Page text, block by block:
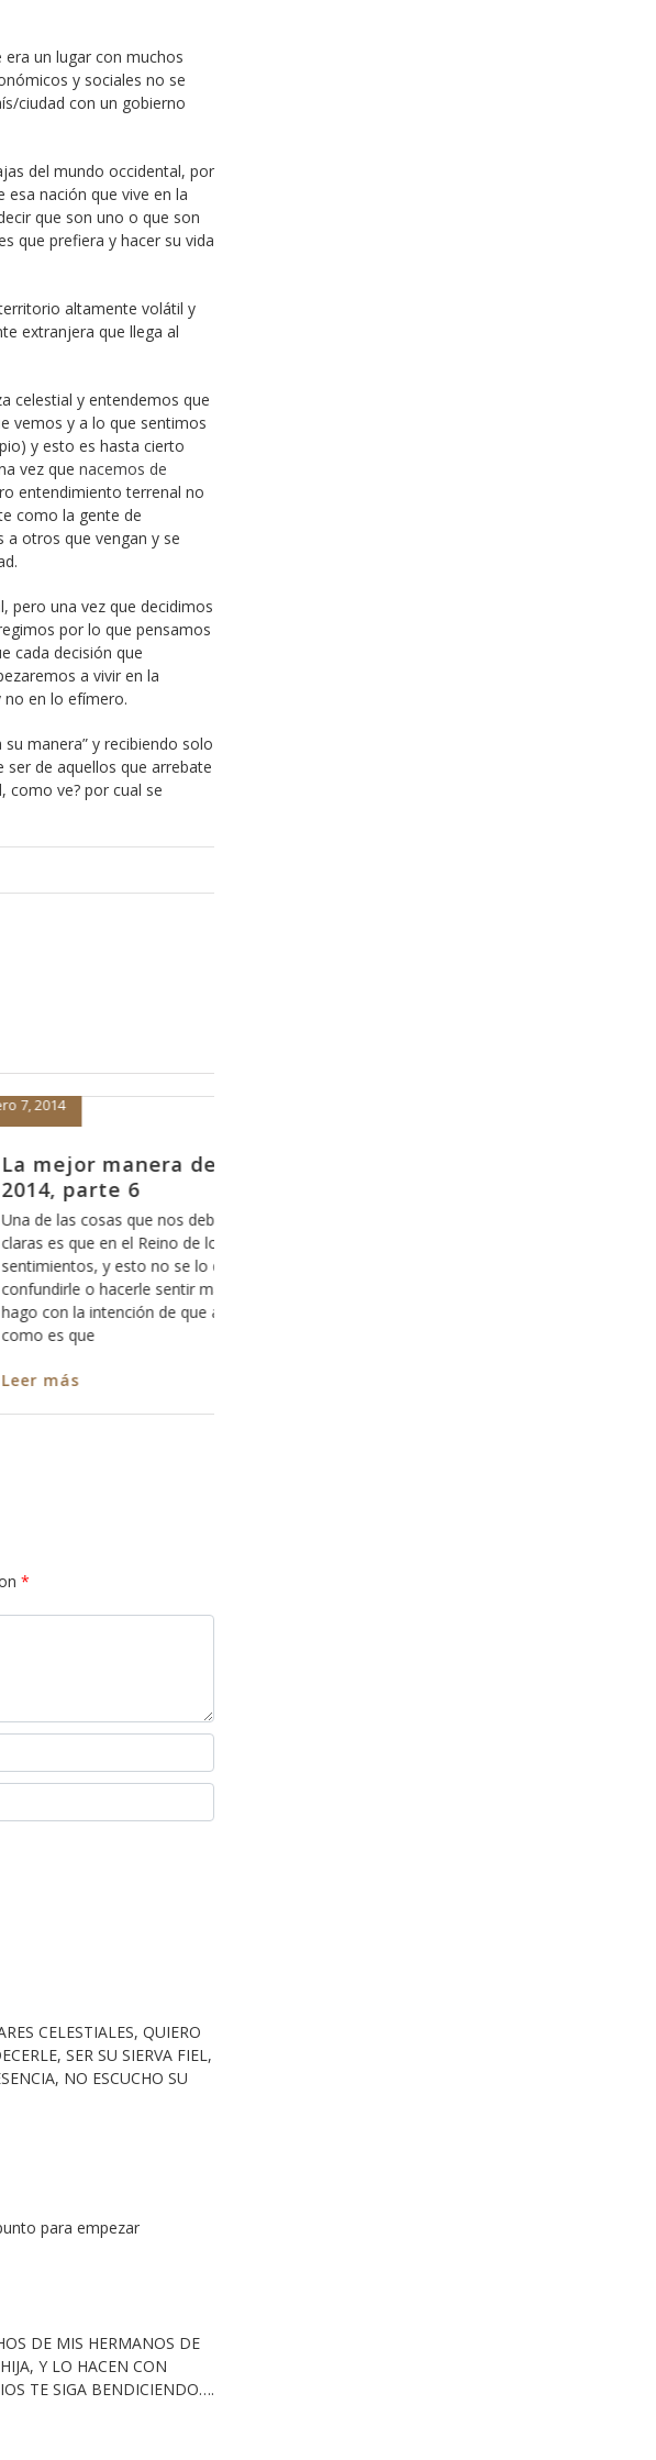
un lugar con muchos
y sociales no se
ciudad con un gobierno
del mundo occidental, por
nación que vive en la
que son uno o que son
que prefiera y hacer su vida
altamente volátil y
extranjera que llega al
celestial y entendemos que
vemos y a lo que sentimos
y esto es hasta cierto
vez que nacemos de
entendimiento terrenal no
como la gente de
a otros que vengan y se
pero una vez que decidimos
por lo que pensamos
cada decisión que
a vivir en la
no en lo efímero.
manera” y recibiendo solo
de aquellos que arrebate
como ve? por cual se
empezar el
de quedar mas que
Cielos no caben los
con el afán de
por el contrario, lo
a dimensionar
*
CELESTIALES, QUIERO
SER SU SIERVA FIEL,
NO ESCUCHO SU
para empezar
DE MIS HERMANOS DE
Y LO HACEN CON
TE SIGA BENDICIENDO….